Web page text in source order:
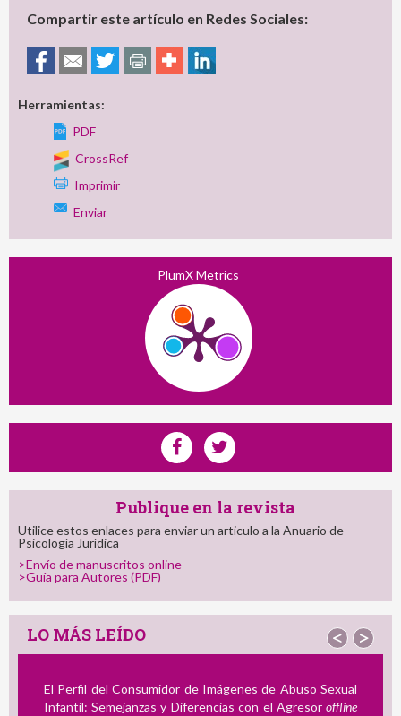
Compartir este artículo en Redes Sociales:
Herramientas:
PDF
CrossRef
Imprimir
Enviar
PlumX Metrics
Publique en la revista
Utilice estos enlaces para enviar un articulo a la Anuario de
Psicología Jurídica
>Envío de manuscritos online
>Guía para Autores (PDF)
LO MÁS LEÍDO < >
El Perfil del Consumidor de Imágenes de Abuso Sexual
Infantil: Semejanzas y Diferencias con el Agresoroffline